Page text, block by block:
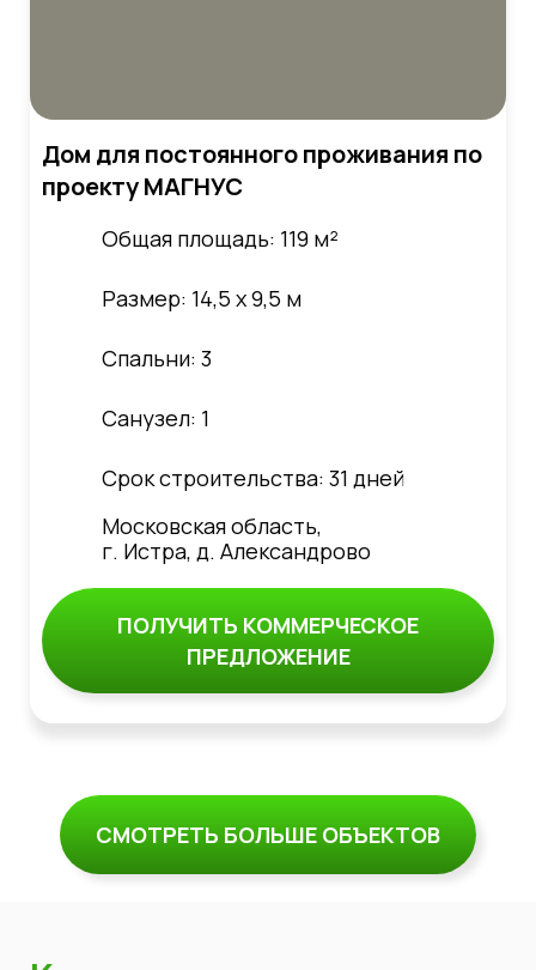
Дом для постоянного проживания по
проекту МАГНУС
Общая площадь: 119 м²
Размер: 14,5 х 9,5 м
Спальни: 3
Санузел: 1
Срок строительства: 31 дней
Московская область,
г. Истра, д. Александрово
ПОЛУЧИТЬ КОММЕРЧЕСКОЕ
ПРЕДЛОЖЕНИЕ
СМОТРЕТЬ БОЛЬШЕ ОБЪЕКТОВ